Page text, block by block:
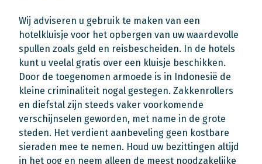
Wij adviseren u gebruik te maken van een
hotelkluisje voor het opbergen van uw waardevolle
spullen zoals geld en reisbescheiden. In de hotels
kunt u veelal gratis over een kluisje beschikken.
Door de toegenomen armoede is in Indonesië de
kleine criminaliteit nogal gestegen. Zakkenrollers
en diefstal zijn steeds vaker voorkomende
verschijnselen geworden, met name in de grote
steden. Het verdient aanbeveling geen kostbare
sieraden mee te nemen. Houd uw bezittingen altijd
in het oog en neem alleen de meest noodzakelijke